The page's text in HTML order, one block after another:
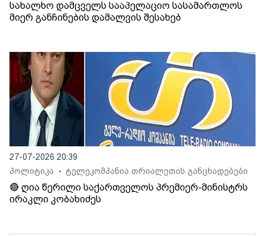
სახალხო დამცველს სააპელაციო სასამართლოს
მიერ განჩინების დამალვის შესახებ
27-07-2026 20:39
პოლიტიკა
• ტელეკომპანია თრიალეთის განცხადებები
🔴 ღია წერილი საქართველოს პრემიერ-მინისტრს
ირაკლი კობახიძეს